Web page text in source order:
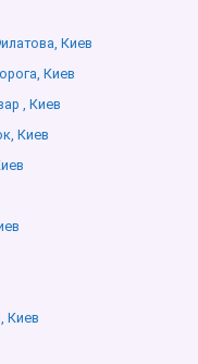
Киев
Киев
, Киев
Киев
Киев